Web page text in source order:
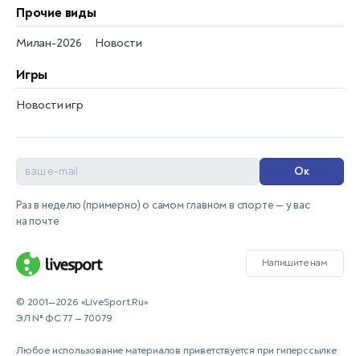
Прочие виды
Новости
Милан-2026
Игры
Новости игр
Ок
Раз в неделю (примерно) о самом главном в спорте — у вас
на почте
Напишите нам
© 2001—2026 «LiveSport.Ru»
ЭЛ № ФС 77 — 70079
Любое использование материалов приветствуется при гиперссылке